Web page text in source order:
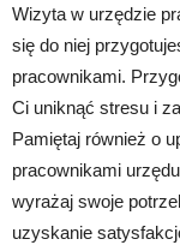
Wizyta w urzędzie
się do niej
pracownikami.
Ci uniknąć stresu i
Pamiętaj również o
pracownikami
wyrażaj swoje
uzyskanie